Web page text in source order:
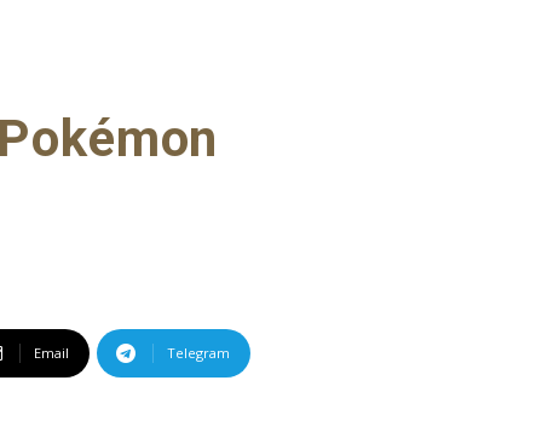
Email Telegram